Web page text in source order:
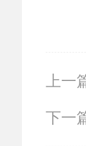
上一
下一